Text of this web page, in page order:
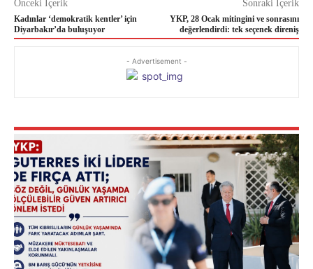
Önceki İçerik
Kadınlar ‘demokratik kentler’ için
Diyarbakır’da buluşuyor
Sonraki İçerik
YKP, 28 Ocak mitingini ve sonrasını
değerlendirdi: tek seçenek direniş
- Advertisement -